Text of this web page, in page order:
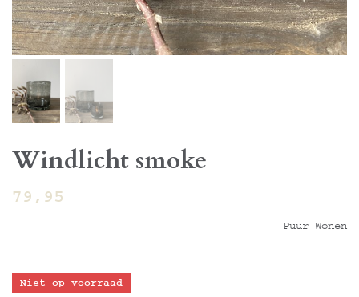
Windlicht smoke
79,95
Puur Wonen
Niet op voorraad